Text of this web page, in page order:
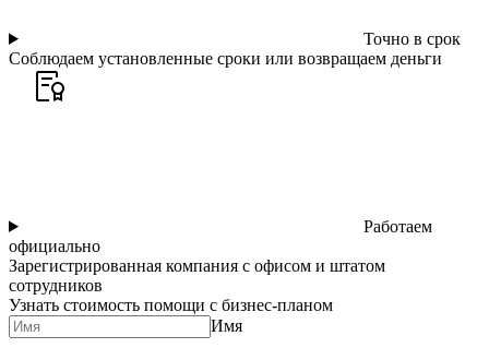
Точно в срок
Соблюдаем установленные сроки или возвращаем деньги
Работаем
официально
Зарегистрированная компания с офисом и штатом
сотрудников
Узнать стоимость помощи с бизнес-планом
Имя